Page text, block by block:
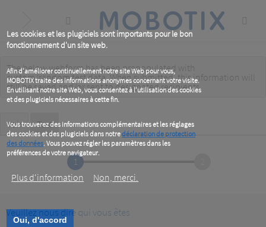
Les cookies et les plugiciels sont importants pour le bon
fonctionnement d'un site web.
Afin d'améliorer continuellement notre site Web pour vous,
MOBOTIX traite des informations anonymes concernant votre visite.
En utilisant notre site Web, vous consentez à l'utilisation des cookies
et des plugiciels nécessaires à cette fin.
Vous trouverez des informations complémentaires et les réglages
des cookies et des plugiciels dans notredéclaration de protection
des données. Vous pouvez régler les paramètres dans les
préférences de votre navigateur.
Plus d‘information Non, merci.
Oui, d'accord
content
Warning
message
The below webform has been prepopulated with
custom/random test data. When submitted, this information will
still be savedand/orsent to designated recipients.
Primary
tabs
Voir Test(active
tab)
1
Veuillez nous dire qui vous êtes